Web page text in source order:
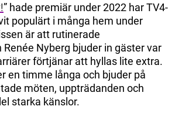
” hade premiär under 2022 har TV4-
populärt i många hem under
är att rutinerade
Nyberg bjuder in gäster var
förtjänar att hyllas lite extra.
en timme långa och bjuder på
möten, uppträdanden och
starka känslor.